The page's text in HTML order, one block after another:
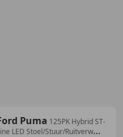
Puma 125PK Hybrid ST-
LED Stoel/Stuur/Ruitverw